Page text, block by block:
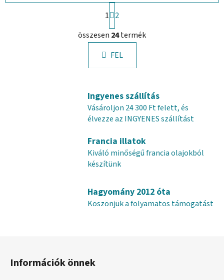
L
i
s
t
a
r
á
n
í
t
á
s
l
e
L
a
p
o
z
á
1
2
összesen 24termék
FEL
Ingyenes szállítás
Vásároljon 24 300 Ft felett, és
élvezze az INGYENES szállítást
Francia illatok
Kiváló minőségű francia olajokból
készítünk
Hagyomány 2012 óta
Köszönjük a folyamatos támogatást
Információk önnek